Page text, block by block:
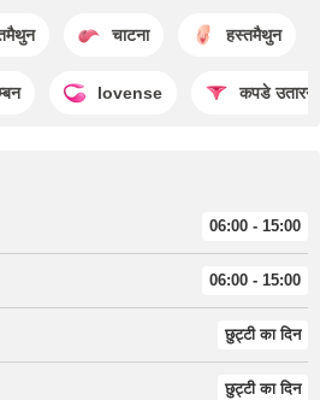
चाटना हस्तमैथुन
lovense कपडे उतारना
06:00 - 15:00
06:00 - 15:00
छुट्टी का दिन
छुट्टी का दिन